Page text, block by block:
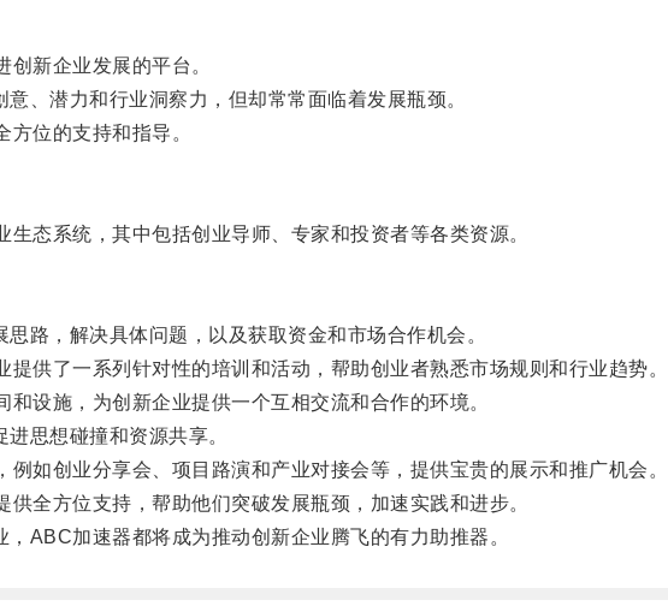
新企业发展的平台。
潜力和行业洞察力，但却常常面临着发展瓶颈。
位的支持和指导。
系统，其中包括创业导师、专家和投资者等各类资源。
，解决具体问题，以及获取资金和市场合作机会。
了一系列针对性的培训和活动，帮助创业者熟悉市场规则和行业趋势。
施，为创新企业提供一个互相交流和合作的环境。
思想碰撞和资源共享。
创业分享会、项目路演和产业对接会等，提供宝贵的展示和推广机会。
方位支持，帮助他们突破发展瓶颈，加速实践和进步。
加速器都将成为推动创新企业腾飞的有力助推器。